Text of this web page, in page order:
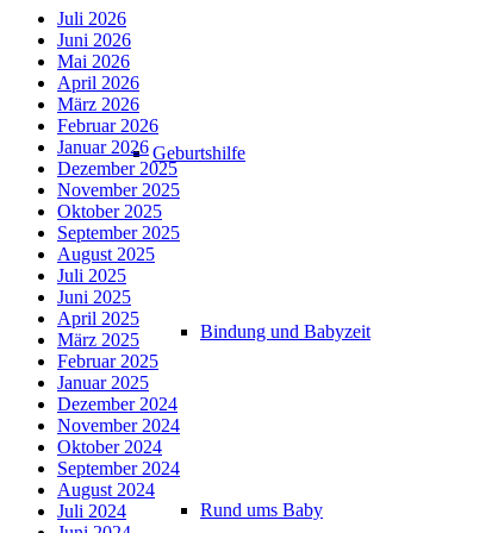
Geburtshilfe
Bindung und Babyzeit
Rund ums Baby
Juli 2026
Juni 2026
Mai 2026
April 2026
März 2026
Februar 2026
Januar 2026
Dezember 2025
November 2025
Oktober 2025
September 2025
August 2025
Juli 2025
Juni 2025
April 2025
März 2025
Februar 2025
Januar 2025
Dezember 2024
November 2024
Oktober 2024
September 2024
August 2024
Juli 2024